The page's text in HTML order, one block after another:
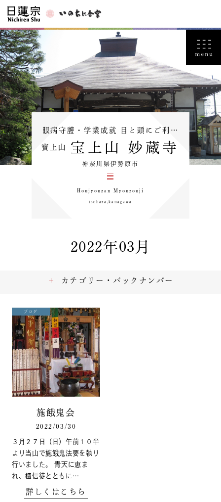
眼病守護・学業成就 目と頭にご利…
寶上山 宝上山 妙蔵寺
神奈川県伊勢原市
Houjyouzan Myouzouji
isehara,kanagawa
2022年03月
ブログ
施餓鬼会
2022/03/30
３月２７日（日）午前１０半
より当山で施餓鬼法要を執り
行いました。 青天に恵ま
れ、檀信徒とともに…
詳しくはこちら
カテゴリー・バックナンバー